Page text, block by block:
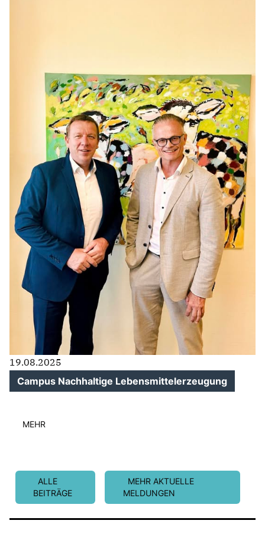
19.08.2025
Campus Nachhaltige Lebensmittelerzeugung
MEHR
ALLE
BEITRÄGE
MEHR AKTUELLE
MELDUNGEN